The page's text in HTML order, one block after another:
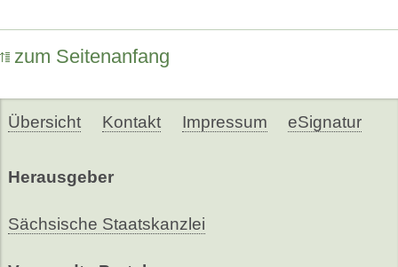
zum Seitenanfang
Übersicht Kontakt Impressum eSignatur
Herausgeber
Sächsische Staatskanzlei